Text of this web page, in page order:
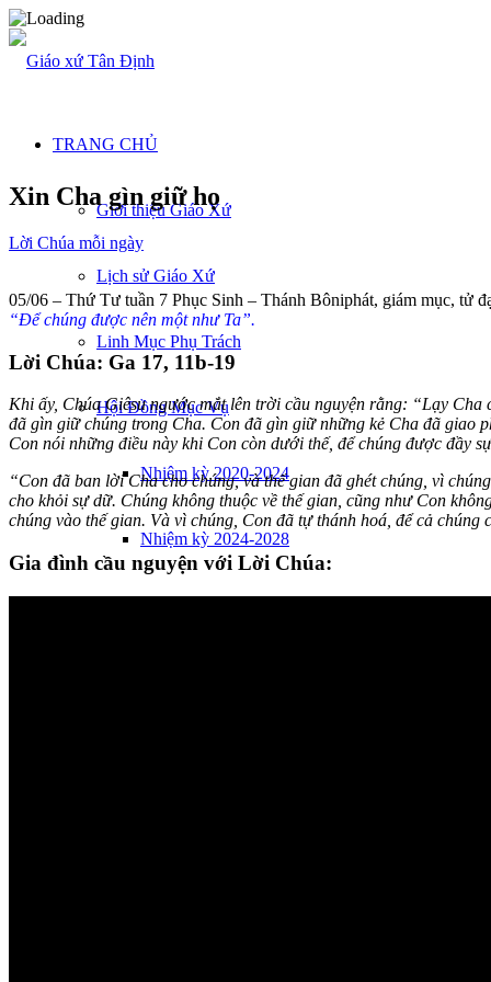
TRANG CHỦ
Giới thiệu Giáo Xứ
Lịch sử Giáo Xứ
Linh Mục Phụ Trách
Hội Đồng Mục Vụ
Nhiệm kỳ 2020-2024
Nhiệm kỳ 2024-2028
Xin Cha gìn giữ họ
Lời Chúa mỗi ngày
05/06 – Thứ Tư tuần 7 Phục Sinh – Thánh Bôniphát, giám mục, tử
“Để chúng được nên một như Ta”.
Lời Chúa: Ga 17, 11b-19
Khi ấy, Chúa Giêsu ngước mắt lên trời cầu nguyện rằng: “Lạy
đã gìn giữ chúng trong Cha. Con đã gìn giữ những kẻ Cha đã giao
Con nói những điều này khi Con còn dưới thế, để chúng được đầy
“Con đã ban lời Cha cho chúng, và thế gian đã ghét chúng, vì
cho khỏi sự dữ. Chúng không thuộc về thế gian, cũng như Con
chúng vào thế gian. Và vì chúng, Con đã tự thánh hoá, để cả chúng
Gia đình cầu nguyện với Lời Chúa: